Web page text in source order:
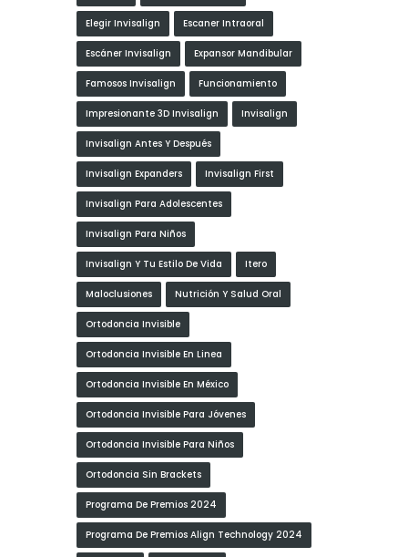
Elegir Invisalign Escaner Intraoral
Escáner Invisalign Expansor Mandibular
Famosos Invisalign Funcionamiento
Impresionante 3D Invisalign Invisalign
Invisalign Antes Y Después
Invisalign Expanders Invisalign First
Invisalign Para Adolescentes
Invisalign Para Niños
Invisalign Y Tu Estilo De Vida Itero
Maloclusiones Nutrición Y Salud Oral
Ortodoncia Invisible
Ortodoncia Invisible En Linea
Ortodoncia Invisible En México
Ortodoncia Invisible Para Jóvenes
Ortodoncia Invisible Para Niños
Ortodoncia Sin Brackets
Programa De Premios 2024
Programa De Premios Align Technology 2024